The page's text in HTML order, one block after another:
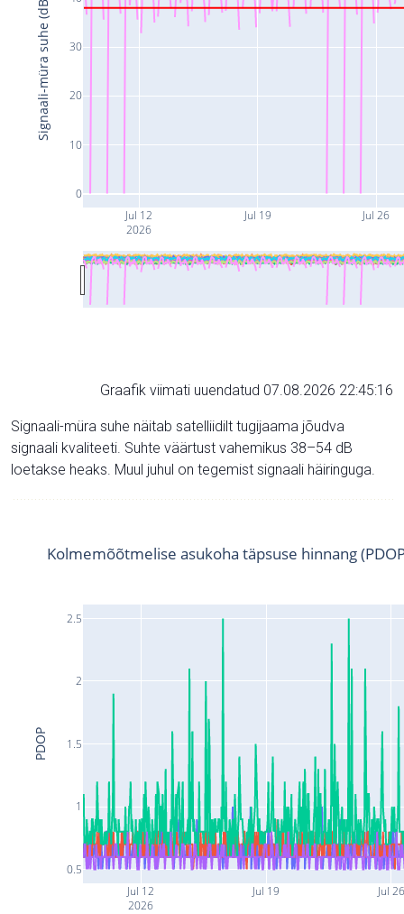
Jul 12
2026
Jul 19 Jul 26
0
10
20
30
Signaali-müra suhe (dB)
Graafik viimati uuendatud 07.08.2026 22:45:16
Signaali-müra suhe näitab satelliidilt tugijaama jõudva
signaali kvaliteeti. Suhte väärtust vahemikus 38–54 dB
loetakse heaks. Muul juhul on tegemist signaali häiringuga.
Jul 12
2026
Jul 19 Jul 26
0.5
1
1.5
2
2.5
Kolmemõõtmelise asukoha täpsuse hinnang
PDOP